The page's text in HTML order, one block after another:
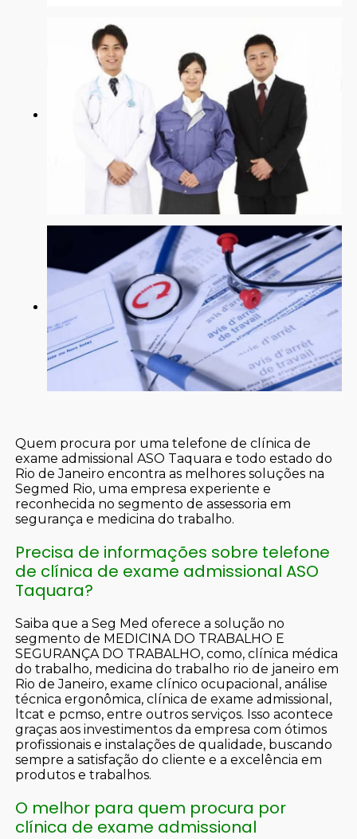
Quem procura por uma telefone de clínica de
exame admissional ASO Taquara e todo estado do
Rio de Janeiro encontra as melhores soluções na
Segmed Rio, uma empresa experiente e
reconhecida no segmento de assessoria em
segurança e medicina do trabalho.
Precisa de informações sobre telefone
de clínica de exame admissional ASO
Taquara?
Saiba que a Seg Med oferece a solução no
segmento de MEDICINA DO TRABALHO E
SEGURANÇA DO TRABALHO, como, clínica médica
do trabalho, medicina do trabalho rio de janeiro em
Rio de Janeiro, exame clínico ocupacional, análise
técnica ergonômica, clínica de exame admissional,
ltcat e pcmso, entre outros serviços. Isso acontece
graças aos investimentos da empresa com ótimos
profissionais e instalações de qualidade, buscando
sempre a satisfação do cliente e a excelência em
produtos e trabalhos.
O melhor para quem procura por
clínica de exame admissional